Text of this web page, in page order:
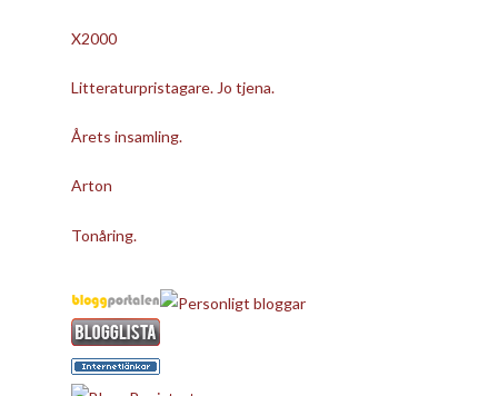
X2000
Litteraturpristagare. Jo tjena.
Årets insamling.
Arton
Tonåring.